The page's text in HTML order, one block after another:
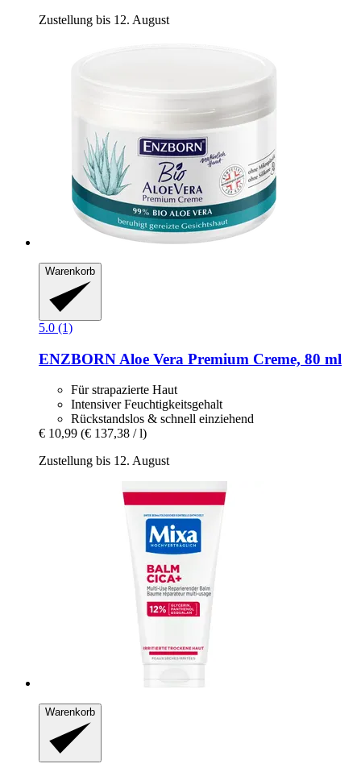
Zustellung bis 12. August
Warenkorb
5.0 (1)
ENZBORN Aloe Vera Premium Creme, 80 ml
Für strapazierte Haut
Intensiver Feuchtigkeitsgehalt
Rückstandslos & schnell einziehend
€ 10,99 (€ 137,38 / l)
Zustellung bis 12. August
Warenkorb